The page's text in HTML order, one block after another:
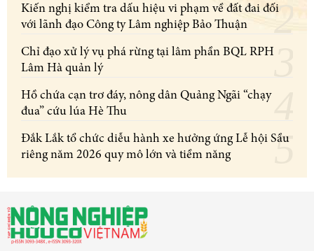
Kiến nghị kiểm tra dấu hiệu vi phạm về đất đai đối
với lãnh đạo Công ty Lâm nghiệp Bảo Thuận
Chỉ đạo xử lý vụ phá rừng tại lâm phần BQL RPH
Lâm Hà quản lý
Hồ chứa cạn trơ đáy, nông dân Quảng Ngãi “chạy
đua” cứu lúa Hè Thu
Đắk Lắk tổ chức diễu hành xe hưởng ứng Lễ hội Sầu
riêng năm 2026 quy mô lớn và tiềm năng